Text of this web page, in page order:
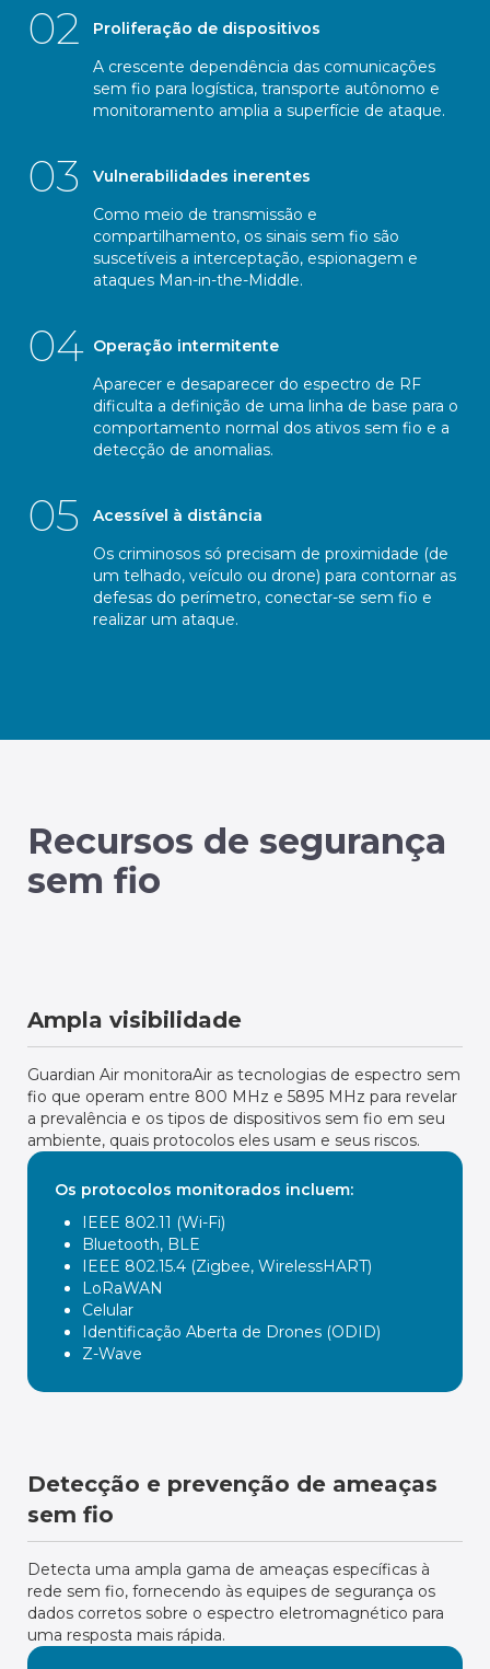
02
Proliferação de dispositivos
A crescente dependência das comunicações
sem fio para logística, transporte autônomo e
monitoramento amplia a superfície de ataque.
03
Vulnerabilidades inerentes
Como meio de transmissão e
compartilhamento, os sinais sem fio são
suscetíveis a interceptação, espionagem e
ataques Man-in-the-Middle.
04 Operação intermitente
Aparecer e desaparecer do espectro de RF
dificulta a definição de uma linha de base para o
comportamento normal dos ativos sem fio e a
detecção de anomalias.
05
Acessível à distância
Os criminosos só precisam de proximidade (de
um telhado, veículo ou drone) para contornar as
defesas do perímetro, conectar-se sem fio e
realizar um ataque.
Recursos de segurança
sem fio
Ampla visibilidade
Guardian Air monitoraAir as tecnologias de espectro sem
fio que operam entre 800 MHz e 5895 MHz para revelar
a prevalência e os tipos de dispositivos sem fio em seu
ambiente, quais protocolos eles usam e seus riscos.
Os protocolos monitorados incluem:
IEEE 802.11 (Wi-Fi)
Bluetooth, BLE
IEEE 802.15.4 (Zigbee, WirelessHART)
LoRaWAN
Celular
Identificação Aberta de Drones (ODID)
Z-Wave
Detecção e prevenção de ameaças
sem fio
Detecta uma ampla gama de ameaças específicas à
rede sem fio, fornecendo às equipes de segurança os
dados corretos sobre o espectro eletromagnético para
uma resposta mais rápida.